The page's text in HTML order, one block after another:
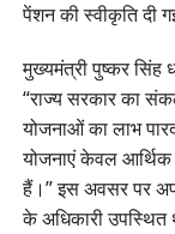
पेंशन की स्वीकृति दी
मुख्यमंत्री पुष्कर सिंह
“राज्य सरकार का
योजनाओं का लाभ
योजनाएं केवल
हैं।” इस अवसर पर
के अधिकारी उपस्थित